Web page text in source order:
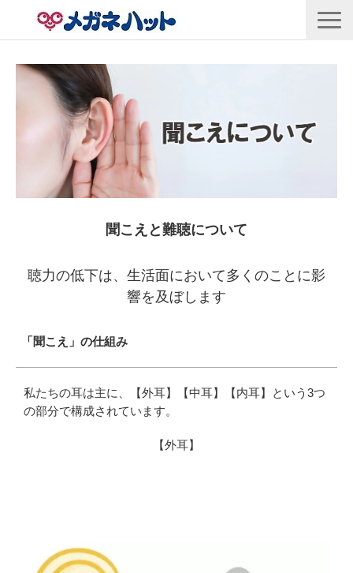
採用情報
聞こえと難聴について
聴力の低下は、生活面において多くのことに影
響を及ぼします
「聞こえ」の仕組み
私たちの耳は主に、【外耳】【中耳】【内耳】という3つ
の部分で構成されています。
【外耳】